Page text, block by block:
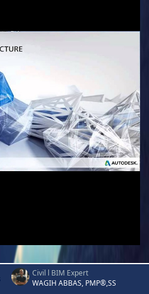
Civil l BIM Expert
WAGIH ABBAS, PMP®,SS